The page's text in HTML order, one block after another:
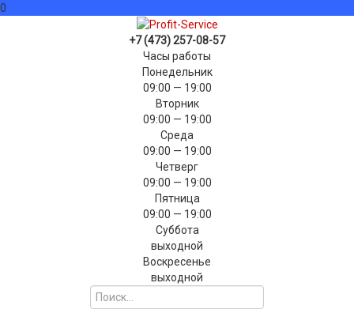
0
+7 (473) 257-08-57
Часы работы
Понедельник
09:00 — 19:00
Вторник
09:00 — 19:00
Среда
09:00 — 19:00
Четверг
09:00 — 19:00
Пятница
09:00 — 19:00
Суббота
выходной
Воскресенье
выходной